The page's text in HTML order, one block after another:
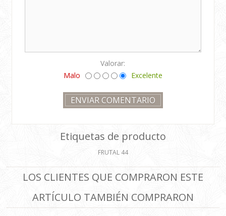
Valorar:
Malo
Excelente
Etiquetas de producto
FRUTAL 44
LOS CLIENTES QUE COMPRARON ESTE
ARTÍCULO TAMBIÉN COMPRARON